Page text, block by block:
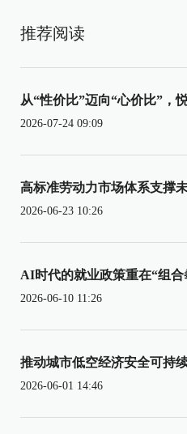
推荐阅读
从“性价比”迈向“心价比”，
2026-07-24 09:09
高标准劳动力市场体系支撑
2026-06-23 10:26
AI时代的就业政策重在“组合
2026-06-10 11:26
推动城市低空经济安全可持
2026-06-01 14:46